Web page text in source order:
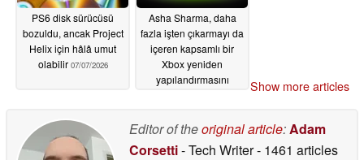
PS6 disk sürücüsü
bozuldu, ancak Project
Helix için hâlâ umut
olabilir 07/07/2026
Asha Sharma, daha
fazla işten çıkarmayı da
içeren kapsamlı bir
Xbox yeniden
yapılandırmasını
Show more articles
Editor of theoriginal article:Adam
Corsetti- Tech Writer- 1461 articles